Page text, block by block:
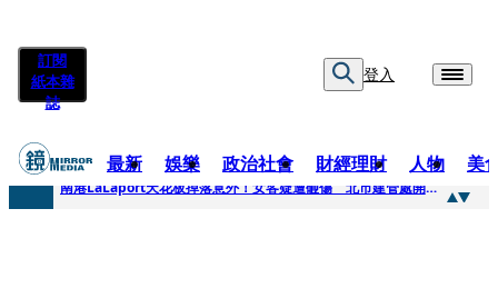
訂閱
紙本雜
誌
登入
最新 娛樂 政治社會 財經理財 人物 美
快訊
南港LaLaport天花板掉落意外！女客疑遭砸傷 北市建管處開罰30萬